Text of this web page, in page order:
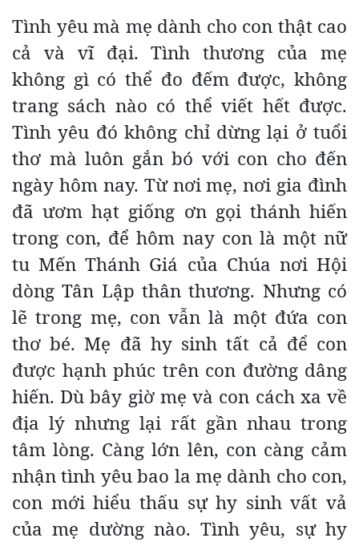
Tình yêu mà mẹ dành cho con thật cao
cả và vĩ đại. Tình thương của mẹ
không gì có thể đo đếm được, không
trang sách nào có thể viết hết được.
Tình yêu đó không chỉ dừng lại ở tuổi
thơ mà luôn gắn bó với con cho đến
ngày hôm nay. Từ nơi mẹ, nơi gia đình
đã ươm hạt giống ơn gọi thánh hiến
trong con, để hôm nay con là một nữ
tu Mến Thánh Giá của Chúa nơi Hội
dòng Tân Lập thân thương. Nhưng có
lẽ trong mẹ, con vẫn là một đứa con
thơ bé. Mẹ đã hy sinh tất cả để con
được hạnh phúc trên con đường dâng
hiến. Dù bây giờ mẹ và con cách xa về
địa lý nhưng lại rất gần nhau trong
tâm lòng. Càng lớn lên, con càng cảm
nhận tình yêu bao la mẹ dành cho con,
con mới hiểu thấu sự hy sinh vất vả
của mẹ dường nào. Tình yêu, sự hy